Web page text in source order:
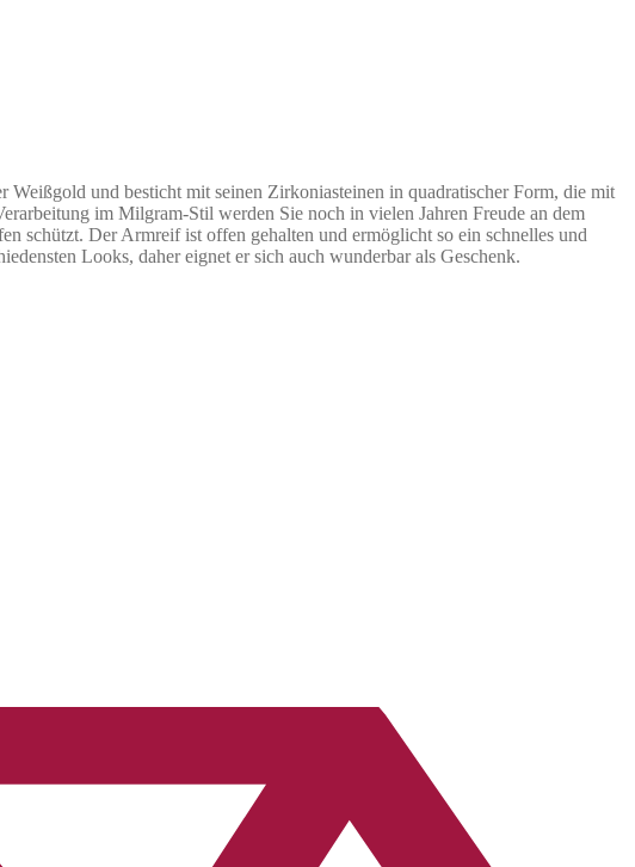
und besticht mit seinen Zirkoniasteinen in quadratischer Form, die mit
im Milgram-Stil werden Sie noch in vielen Jahren Freude an dem
schützt. Der Armreif ist offen gehalten und ermöglicht so ein schnelles und
Looks, daher eignet er sich auch wunderbar als Geschenk.